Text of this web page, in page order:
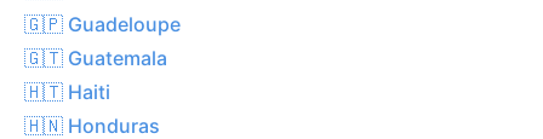
🇬🇵 Guadeloupe
🇬🇹 Guatemala
🇭🇹 Haiti
🇭🇳 Honduras